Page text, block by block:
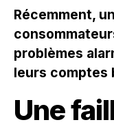
Récemment,
problèmes
leurs comptes
Une